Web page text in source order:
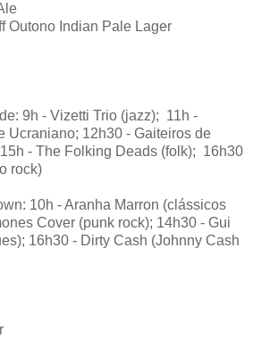
Indian Pale Lager
9h - Vizetti Trio (jazz); 11h -
Ucraniano; 12h30 - Gaiteiros de
- The Folking Deads (folk); 16h30
rock)
10h - Aranha Marron (clássicos
Cover (punk rock); 14h30 - Gui
16h30 - Dirty Cash (Johnny Cash